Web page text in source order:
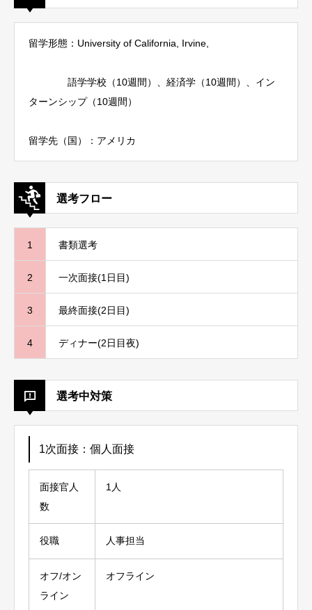
留学形態： University of California, Irvine,
語学学校（10週間）、経済学（10週間）、イン
ターンシップ（10週間）
留学先（国）：アメリカ
選考フロー
1 書類選考
2 一次面接(1日目)
3 最終面接(2日目)
4 ディナー(2日目夜)
選考中対策
1次面接：個人面接
面接官人
数
1人
役職 人事担当
オフ/オン
ライン
オフライン